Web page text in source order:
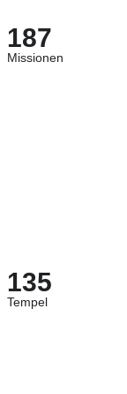
187
Missionen
135
Tempel